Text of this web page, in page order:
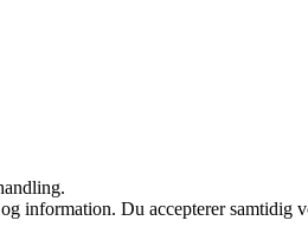
information. Du accepterer